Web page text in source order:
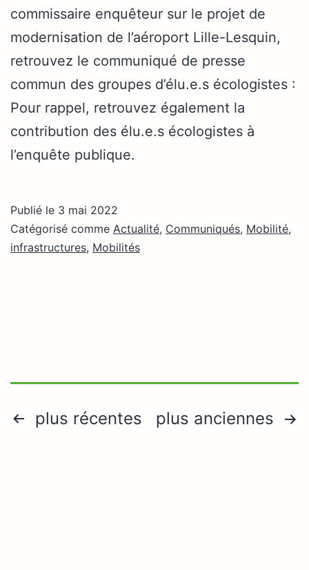
commissaire enquêteur sur le projet de
modernisation de l’aéroport Lille-Lesquin,
retrouvez le communiqué de presse
commun des groupes d’élu.e.s écologistes :
Pour rappel, retrouvez également la
contribution des élu.e.s écologistes à
l’enquête publique.
Publié le 3 mai 2022
Catégorisé comme Actualité, Communiqués, Mobilité,
infrastructures, Mobilités
Pagination
plus récentes plus anciennes